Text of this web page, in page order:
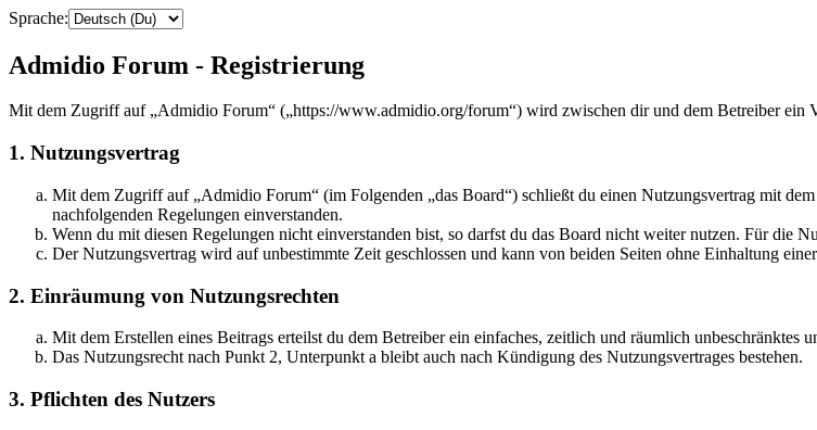
Sprache:
Admidio Forum - Registrierung
Mit dem Zugriff auf „Admidio Forum“ („https://www.admidio.org/forum“) wird zwischen dir und dem Betreiber ein
1. Nutzungsvertrag
Mit dem Zugriff auf „Admidio Forum“ (im Folgenden „das Board“) schließt du einen Nutzungsvertrag mit
nachfolgenden Regelungen einverstanden.
Wenn du mit diesen Regelungen nicht einverstanden bist, so darfst du das Board nicht weiter nutzen. Für die
Der Nutzungsvertrag wird auf unbestimmte Zeit geschlossen und kann von beiden Seiten ohne Einhaltung
2. Einräumung von Nutzungsrechten
Mit dem Erstellen eines Beitrags erteilst du dem Betreiber ein einfaches, zeitlich und räumlich unbeschränktes
Das Nutzungsrecht nach Punkt 2, Unterpunkt a bleibt auch nach Kündigung des Nutzungsvertrages bestehen.
3. Pflichten des Nutzers